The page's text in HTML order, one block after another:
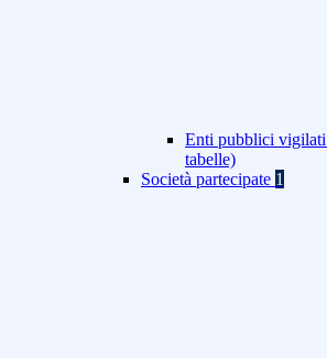
Enti pubblici
tabelle)
Società partecipate 1